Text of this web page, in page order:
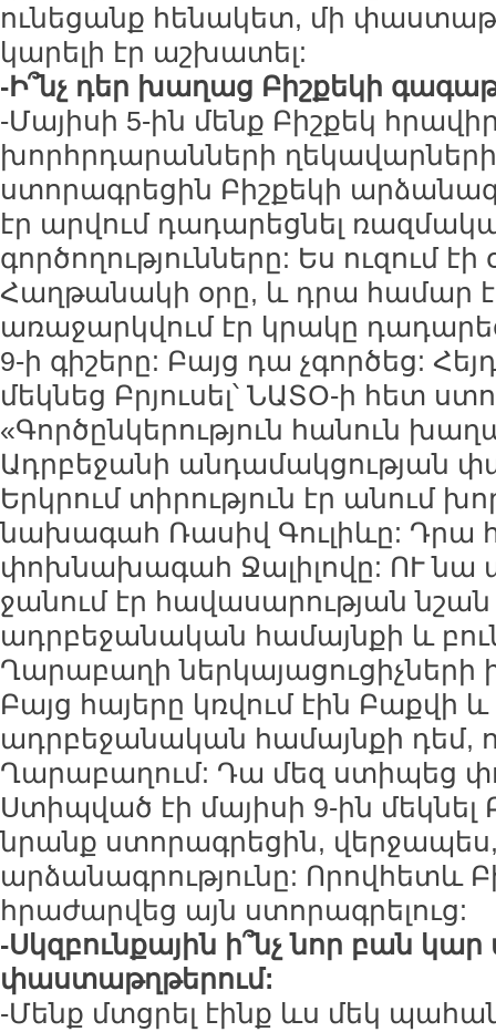
ունեցանք հենակետ, մի
կարելի էր աշխատել:
-Ի՞նչ դեր խաղաց Բիշքեկի
-Մայիսի 5-ին մենք Բիշքեկ
խորհրդարանների
ստորագրեցին Բիշքեկի
էր արվում դադարեցնել
գործողությունները: Ես ուզում
Հաղթանակի օրը, և դրա համար
առաջարկվում էր կրակը
9-ի գիշերը: Բայց դա չգործեց:
մեկնեց Բրյուսել՝ ՆԱՏՕ-ի հետ
«Գործընկերություն հանուն
Ադրբեջանի անդամակցության
Երկրում տիրություն էր անում
նախագահ Ռասիվ Գուլիևը: Դրա
փոխնախագահ Ջալիլովը: ՈՒ նա
ջանում էր հավասարության
ադրբեջանական համայնքի և
Ղարաբաղի ներկայացուցիչների
Բայց հայերը կռվում էին Բաքվի և
ադրբեջանական համայնքի դեմ,
Ղարաբաղում: Դա մեզ ստիպեց
Ստիպված էի մայիսի 9-ին մեկնել
նրանք ստորագրեցին, վերջապես,
արձանագրությունը: Որովհետև
հրաժարվեց այն ստորագրելուց:
-Սկզբունքային ի՞նչ նոր բան կար
փաստաթղթերում:
-Մենք մտցրել էինք ևս մեկ